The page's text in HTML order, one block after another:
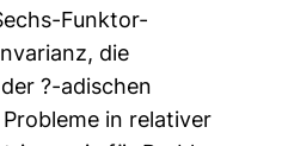
Funktor-
die
?-adischen
in relativer